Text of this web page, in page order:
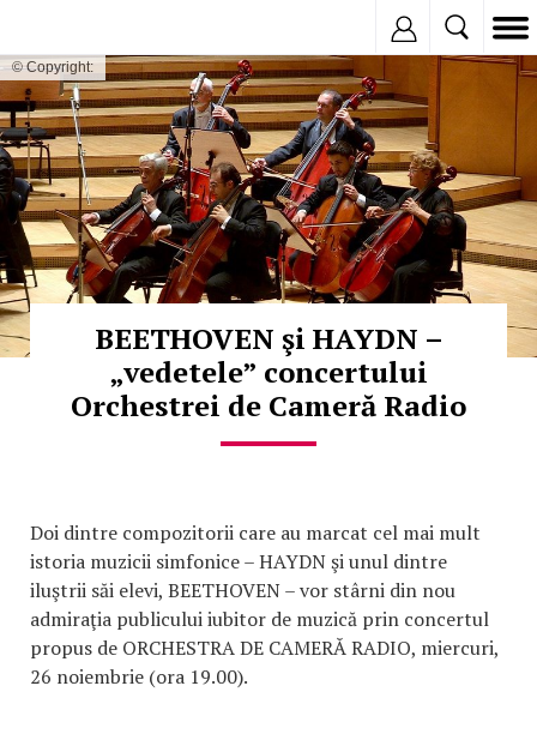
© Copyright:
BEETHOVEN şi HAYDN –
„vedetele” concertului
Orchestrei de Cameră Radio
Doi dintre compozitorii care au marcat cel mai mult
istoria muzicii simfonice – HAYDN şi unul dintre
iluştrii săi elevi, BEETHOVEN – vor stârni din nou
admiraţia publicului iubitor de muzică prin concertul
propus de ORCHESTRA DE CAMERĂ RADIO, miercuri,
26 noiembrie (ora 19.00).